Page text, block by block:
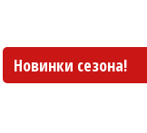
Новинки сезона!